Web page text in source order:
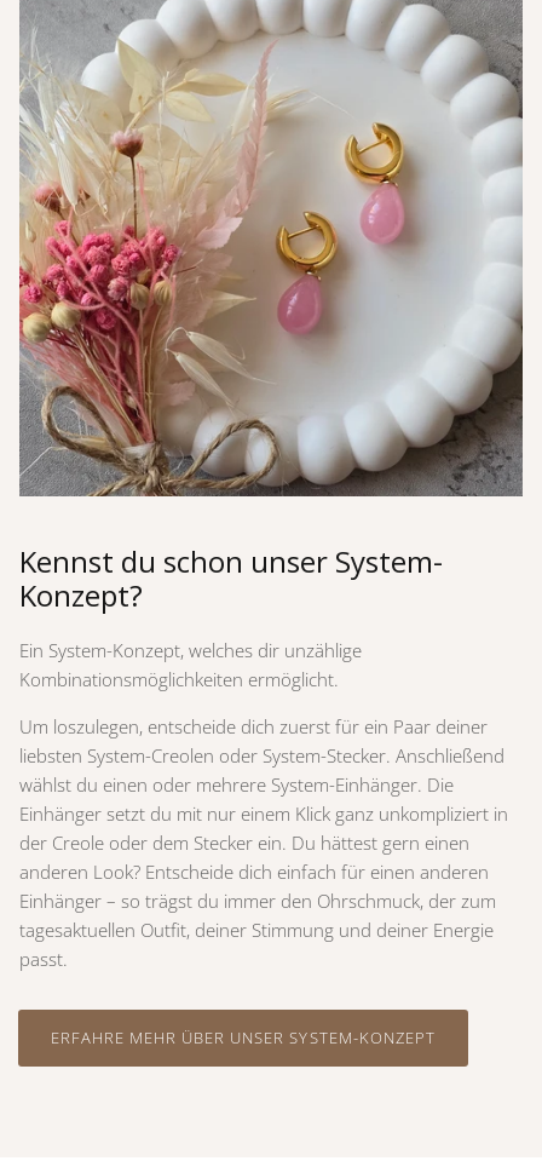
Kennst du schon unser System-
Konzept?
Ein System-Konzept, welches dir unzählige
Kombinationsmöglichkeiten ermöglicht.
Um loszulegen, entscheide dich zuerst für ein Paar deiner
liebsten System-Creolen oder System-Stecker. Anschließend
wählst du einen oder mehrere System-Einhänger. Die
Einhänger setzt du mit nur einem Klick ganz unkompliziert in
der Creole oder dem Stecker ein. Du hättest gern einen
anderen Look? Entscheide dich einfach für einen anderen
Einhänger – so trägst du immer den Ohrschmuck, der zum
tagesaktuellen Outfit, deiner Stimmung und deiner Energie
passt.
ERFAHRE MEHR ÜBER UNSER SYSTEM-KONZEPT